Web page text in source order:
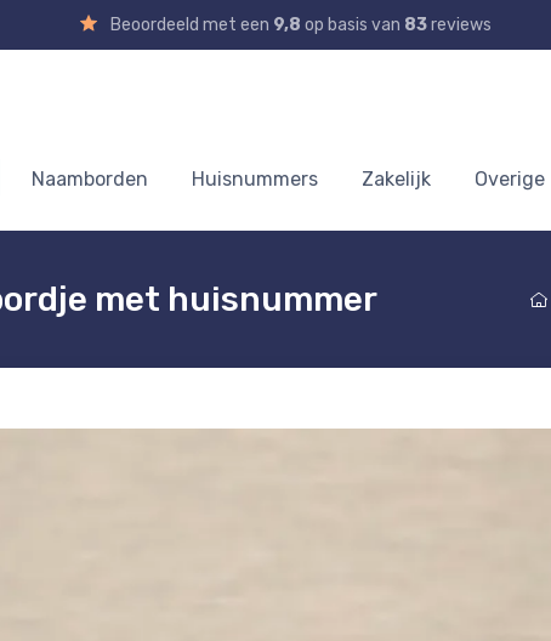
Beoordeeld met een 9,8 op basis van 83reviews
Naamborden Huisnummers Zakelijk Overige
met huisnummer